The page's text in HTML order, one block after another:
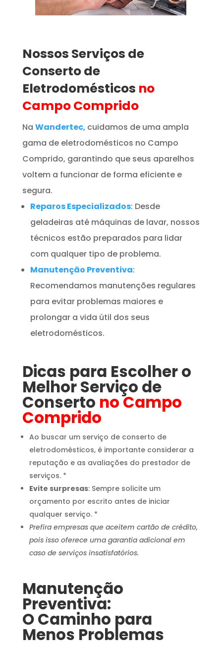
Nossos Serviços de
Conserto de
Eletrodomésticos no
Campo Comprido
Na Wandertec, cuidamos de uma ampla
gama de eletrodomésticos no Campo
Comprido, garantindo que seus aparelhos
voltem a funcionar de forma eficiente e
segura.
Reparos Especializados: Desde
geladeiras até máquinas de lavar, nossos
técnicos estão preparados para lidar
com qualquer tipo de problema.
Manutenção Preventiva:
Recomendamos manutenções regulares
para evitar problemas maiores e
prolongar a vida útil dos seus
eletrodomésticos.
Dicas para Escolher o
Melhor Serviço de
Conserto no Campo
Comprido
Ao buscar um serviço de conserto de
eletrodomésticos, é importante considerar a
reputação e as avaliações do prestador de
serviços. *
Evite surpresas: Sempre solicite um
orçamento por escrito antes de iniciar
qualquer serviço. *
Prefira empresas que aceitem cartão de crédito,
pois isso oferece uma garantia adicional em
caso de serviços insatisfatórios.
Manutenção
Preventiva:
O Caminho para
Menos Problemas